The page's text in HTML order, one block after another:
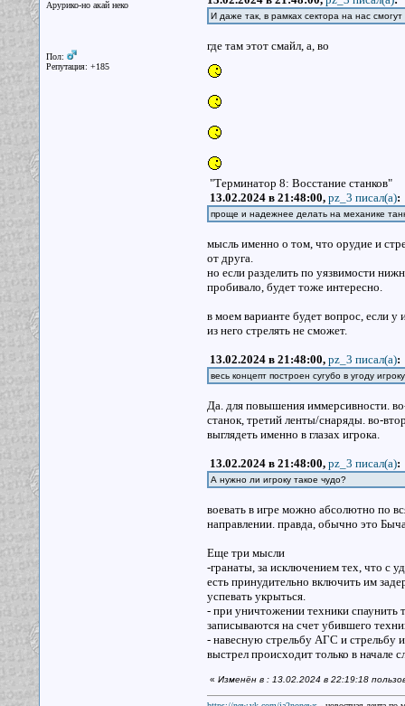
Арурико-но акай неко
Пол:
Репутация: +185
И даже так, в рамках сектора на нас
где там этот смайл, а, во
"Терминатор 8: Восстание станков"
13.02.2024 в 21:48:00, pz_3 писал(a):
проще и надежнее делать на механике
мысль именно о том, что орудие и
от друга.
но если разделить по уязвимости
пробивало, будет тоже интересно.
в моем варианте будет вопрос, если у
из него стрелять не сможет.
13.02.2024 в 21:48:00, pz_3 писал(a):
весь концепт построен сугубо в угоду игроку
Да. для повышения иммерсивности.
станок, третий ленты/снаряды. во-
выглядеть именно в глазах игрока.
13.02.2024 в 21:48:00, pz_3 писал(a):
А нужно ли игроку такое чудо?
воевать в игре можно абсолютно по
направлении. правда, обычно это
Еще три мысли
-гранаты, за исключением тех, что с
есть принудительно включить им
успевать укрыться.
- при уничтожении техники спаунить
записываются на счет убившего
- навесную стрельбу АГС и стрельбу
выстрел происходит только в начале
« Изменён в : 13.02.2024 в 22:19:18